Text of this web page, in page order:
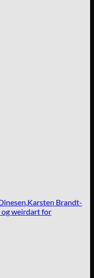
,Karsten Brandt-
og weirdart for